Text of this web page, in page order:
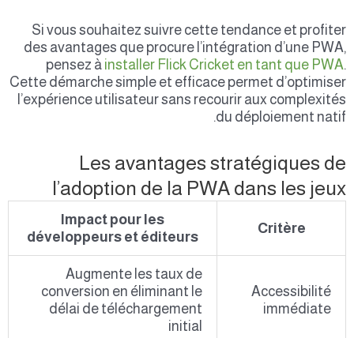
Si vous souhaitez suivre cette tendance et profiter
des avantages que procure l’intégration d’une PWA,
pensez à installer Flick Cricket en tant que PWA.
Cette démarche simple et efficace permet d’optimiser
l’expérience utilisateur sans recourir aux complexités
du déploiement natif.
Les avantages stratégiques de
l’adoption de la PWA dans les jeux
Critère
Impact pour les
développeurs et éditeurs
Accessibilité
immédiate
Augmente les taux de
conversion en éliminant le
délai de téléchargement
initial